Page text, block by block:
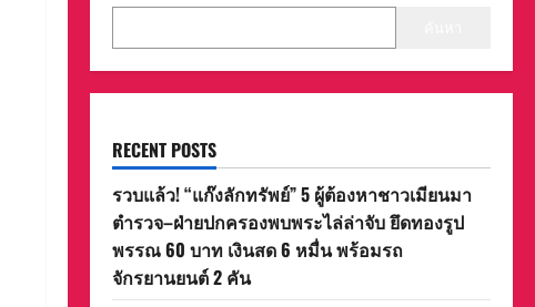
RECENT POSTS
รวบแล้ว! “แก๊งลักทรัพย์” 5 ผู้ต้องหาชาวเมียนมา
ตำรวจ–ฝ่ายปกครองพบพระไล่ล่าจับ ยึดทองรูป
พรรณ 60 บาท เงินสด 6 หมื่น พร้อมรถ
จักรยานยนต์ 2 คัน